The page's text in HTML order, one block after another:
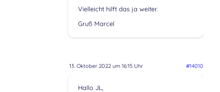
Vielleicht hilft das ja weiter.
Gruß Marcel
13. Oktober 2022 um 16:15 Uhr #14010
Hallo JL,